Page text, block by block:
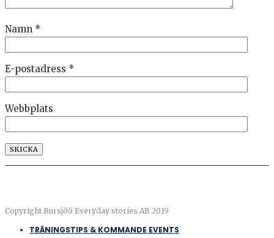
Namn *
E-postadress *
Webbplats
Copyright Bursjöö Everyday stories AB 2019
TRÄNINGSTIPS & KOMMANDE EVENTS